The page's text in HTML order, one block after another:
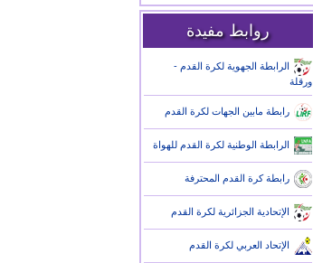
روابط مفيدة
الرابطة الجهوية لكرة القدم -
ورقلة
رابطة مابين الجهات لكرة القدم
الرابطة الوطنية لكرة القدم للهواة
رابطة كرة القدم المحترفة
الإتحادية الجزائرية لكرة القدم
الإتحاد العربي لكرة القدم